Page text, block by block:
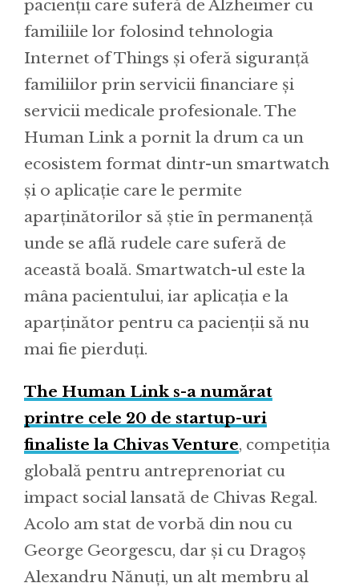
pacienții care suferă de Alzheimer cu
familiile lor folosind tehnologia
Internet of Things și oferă siguranță
familiilor prin servicii financiare și
servicii medicale profesionale. The
Human Link a pornit la drum ca un
ecosistem format dintr-un smartwatch
și o aplicație care le permite
aparținătorilor să știe în permanență
unde se află rudele care suferă de
această boală. Smartwatch-ul este la
mâna pacientului, iar aplicația e la
aparținător pentru ca pacienții să nu
mai fie pierduți.
The Human Link s-a numărat
printre cele 20 de startup-uri
finaliste la Chivas Venture, competiţia
globală pentru antreprenoriat cu
impact social lansată de Chivas Regal.
Acolo am stat de vorbă din nou cu
George Georgescu, dar și cu Dragoș
Alexandru Nănuți, un alt membru al